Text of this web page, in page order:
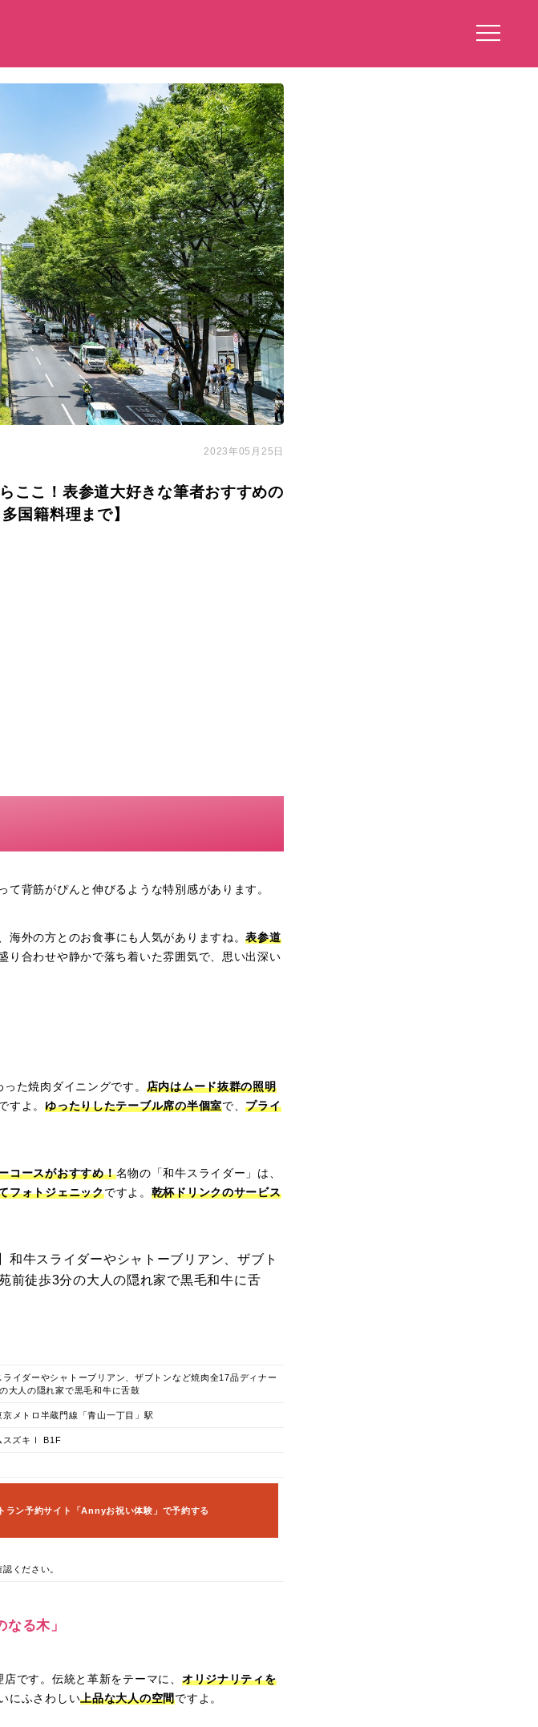
2023年05月25日
ここ！表参道大好きな筆者おすすめの
国籍料理まで】
背筋がぴんと伸びるような特別感があります。
海外の方とのお食事にも人気がありますね。表参道
り合わせや静かで落ち着いた雰囲気で、思い出深い
た焼肉ダイニングです。 店内はムード抜群の照明
すよ。ゆったりしたテーブル席の半個室で、プライ
コースがおすすめ！名物の「和牛スライダー」は、
フォトジェニックですよ。 乾杯ドリンクのサービス
牛スライダーやシャトーブリアン、ザブト
前徒歩3分の大人の隠れ家で黒毛和牛に舌
ライダーやシャトーブリアン、ザブトンなど焼肉全17品ディナー
大人の隠れ家で黒毛和牛に舌鼓
メトロ半蔵門線「青山一丁目」駅
スズキⅠ B1F
ラン予約サイト「Annyお祝い体験」で予約する
ください。
る木」
です。伝統と革新をテーマに、 オリジナリティを
にふさわしい上品な大人の空間ですよ。